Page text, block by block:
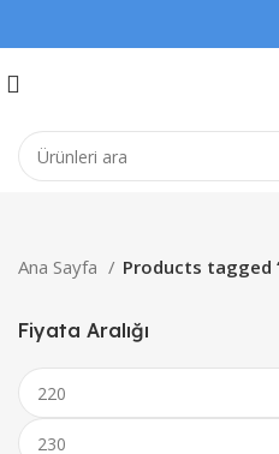
Ana Sayfa Products tagged
Fiyata Aralığı